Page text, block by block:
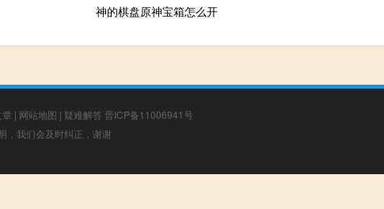
神的棋盘原神宝箱怎么开
| 网站地图 | 疑难解答 晋ICP备11006941号
，我们会及时纠正，谢谢